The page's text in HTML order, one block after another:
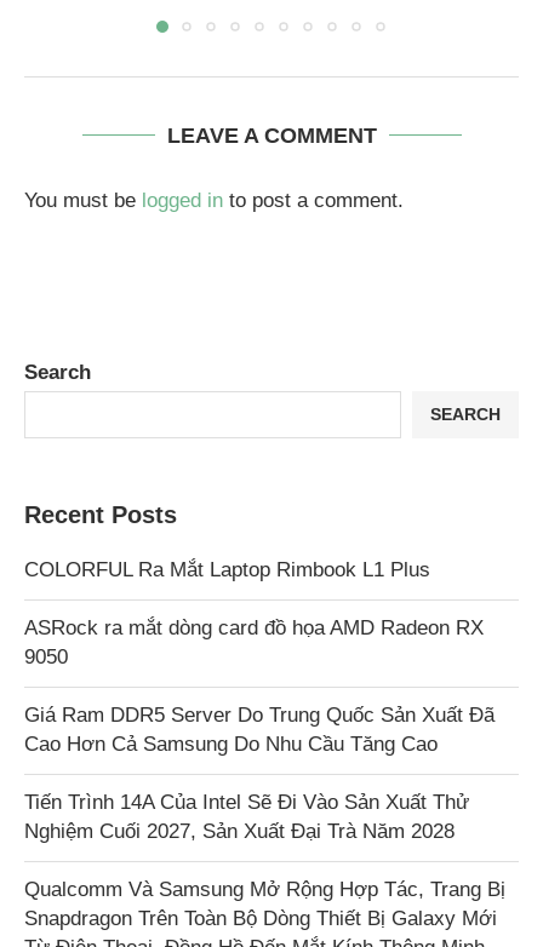
LEAVE A COMMENT
You must be logged in to post a comment.
Search
SEARCH
Recent Posts
COLORFUL Ra Mắt Laptop Rimbook L1 Plus
ASRock ra mắt dòng card đồ họa AMD Radeon RX
9050
Giá Ram DDR5 Server Do Trung Quốc Sản Xuất Đã
Cao Hơn Cả Samsung Do Nhu Cầu Tăng Cao
Tiến Trình 14A Của Intel Sẽ Đi Vào Sản Xuất Thử
Nghiệm Cuối 2027, Sản Xuất Đại Trà Năm 2028
Qualcomm Và Samsung Mở Rộng Hợp Tác, Trang Bị
Snapdragon Trên Toàn Bộ Dòng Thiết Bị Galaxy Mới